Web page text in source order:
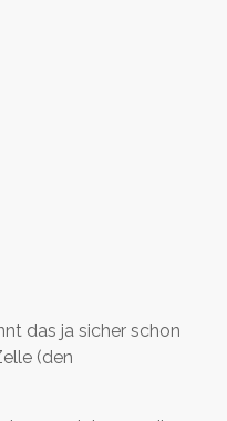
das ja sicher schon
(den